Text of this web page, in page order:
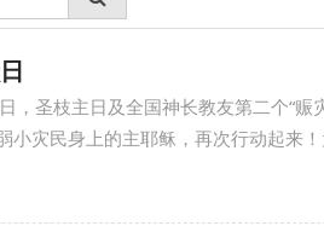
，圣枝主日及全国神长教友第二个“赈
小灾民身上的主耶稣，再次行动起来！